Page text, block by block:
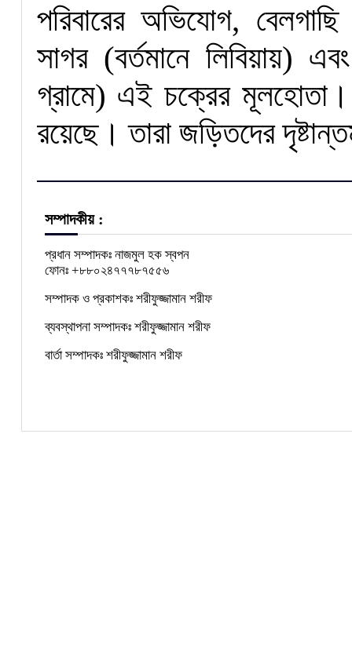
পরিবারের অভিযোগ,
সাগর (বর্তমানে লিবিয়ায়)
গ্রামে) এই চক্রের
রয়েছে। তারা জড়িতদের
সম্পাদকীয় :
প্রধান সম্পাদকঃ নাজমুল হক স্বপন
ফোনঃ +৮৮০২৪৭৭৭৮৭৫৫৬
সম্পাদক ও প্রকাশকঃ শরীফুজ্জামান শরীফ
ব্যবস্থাপনা সম্পাদকঃ শরীফুজ্জামান শরীফ
বার্তা সম্পাদকঃ শরীফুজ্জামান শরীফ